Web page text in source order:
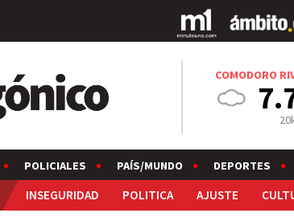
COMODORO
POLICIALES PAÍS/MUNDO DEPORTES
INSEGURIDAD POLITICA AJUSTE